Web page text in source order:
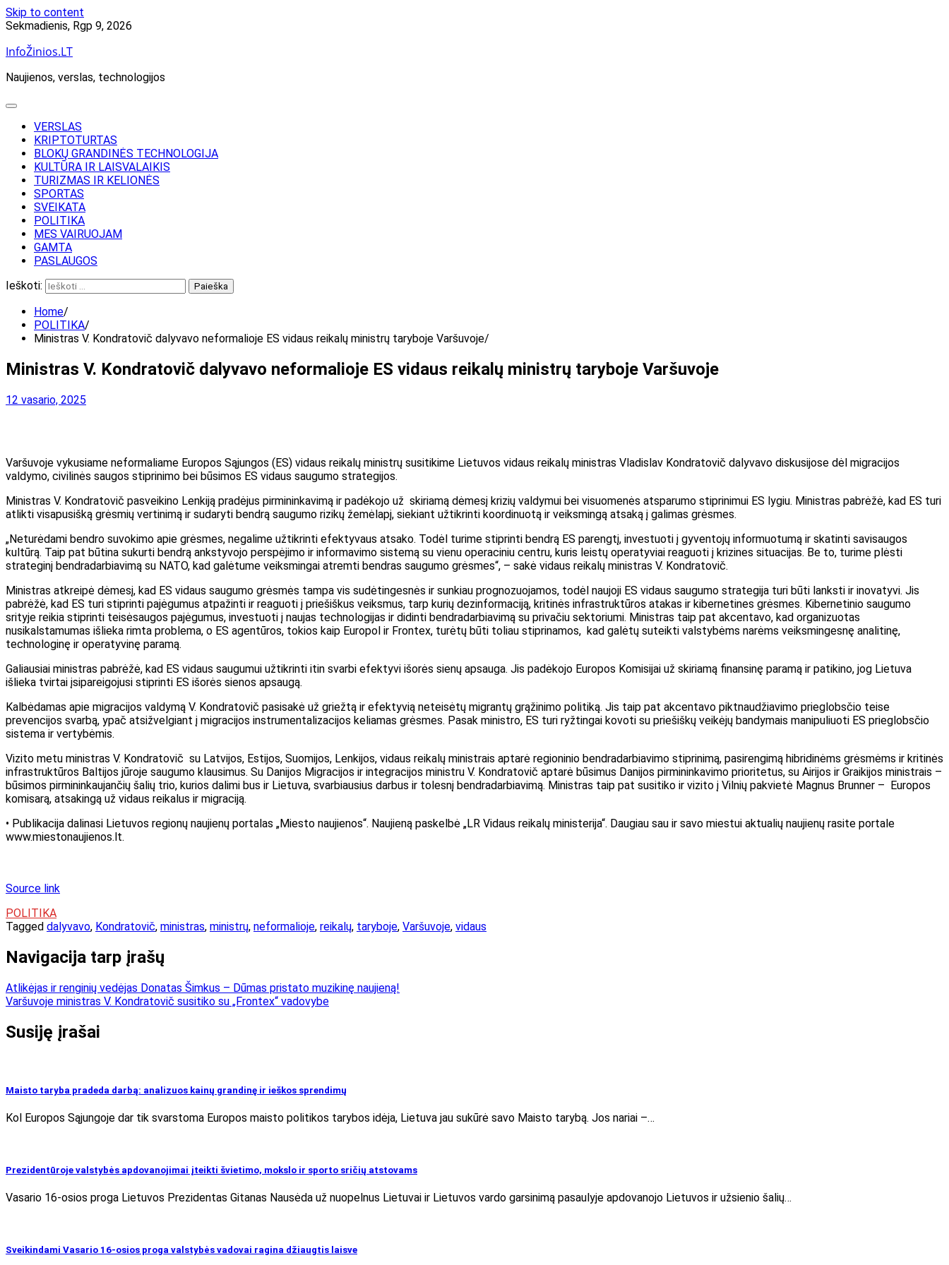
Skip to content
Sekmadienis, Rgp 9, 2026
InfoŽinios.LT
Naujienos, verslas, technologijos
VERSLAS
KRIPTOTURTAS
BLOKŲ GRANDINĖS TECHNOLOGIJA
KULTŪRA IR LAISVALAIKIS
TURIZMAS IR KELIONĖS
SPORTAS
SVEIKATA
POLITIKA
MES VAIRUOJAM
GAMTA
PASLAUGOS
Ieškoti:
Home
POLITIKA
Ministras V. Kondratovič dalyvavo neformalioje ES vidaus reikalų ministrų taryboje Varšuvoje
Ministras V. Kondratovič dalyvavo neformalioje ES vidaus reikalų ministrų taryboje Varšuvoje
12 vasario, 2025
Varšuvoje vykusiame neformaliame Europos Sąjungos (ES) vidaus reikalų ministrų susitikime Lietuvos vidaus reikalų ministras Vladislav Kondratovič dalyvavo diskusijose dėl migracijos
valdymo, civilinės saugos stiprinimo bei būsimos ES vidaus saugumo strategijos.
Ministras V. Kondratovič pasveikino Lenkiją pradėjus pirmininkavimą ir padėkojo už skiriamą dėmesį krizių valdymui bei visuomenės atsparumo stiprinimui ES lygiu. Ministras pabrėžė, kad ES turi
atlikti visapusišką grėsmių vertinimą ir sudaryti bendrą saugumo rizikų žemėlapį, siekiant užtikrinti koordinuotą ir veiksmingą atsaką į galimas grėsmes.
„Neturėdami bendro suvokimo apie grėsmes, negalime užtikrinti efektyvaus atsako. Todėl turime stiprinti bendrą ES parengtį, investuoti į gyventojų informuotumą ir skatinti savisaugos
kultūrą. Taip pat būtina sukurti bendrą ankstyvojo perspėjimo ir informavimo sistemą su vienu operaciniu centru, kuris leistų operatyviai reaguoti į krizines situacijas. Be to, turime plėsti
strateginį bendradarbiavimą su NATO, kad galėtume veiksmingai atremti bendras saugumo grėsmes“, – sakė vidaus reikalų ministras V. Kondratovič.
Ministras atkreipė dėmesį, kad ES vidaus saugumo grėsmės tampa vis sudėtingesnės ir sunkiau prognozuojamos, todėl naujoji ES vidaus saugumo strategija turi būti lanksti ir inovatyvi. Jis
pabrėžė, kad ES turi stiprinti pajėgumus atpažinti ir reaguoti į priešiškus veiksmus, tarp kurių dezinformaciją, kritinės infrastruktūros atakas ir kibernetines grėsmes. Kibernetinio saugumo
srityje reikia stiprinti teisėsaugos pajėgumus, investuoti į naujas technologijas ir didinti bendradarbiavimą su privačiu sektoriumi. Ministras taip pat akcentavo, kad organizuotas
nusikalstamumas išlieka rimta problema, o ES agentūros, tokios kaip Europol ir Frontex, turėtų būti toliau stiprinamos, kad galėtų suteikti valstybėms narėms veiksmingesnę analitinę,
technologinę ir operatyvinę paramą.
Galiausiai ministras pabrėžė, kad ES vidaus saugumui užtikrinti itin svarbi efektyvi išorės sienų apsauga. Jis padėkojo Europos Komisijai už skiriamą finansinę paramą ir patikino, jog Lietuva
išlieka tvirtai įsipareigojusi stiprinti ES išorės sienos apsaugą.
Kalbėdamas apie migracijos valdymą V. Kondratovič pasisakė už griežtą ir efektyvią neteisėtų migrantų grąžinimo politiką. Jis taip pat akcentavo piktnaudžiavimo prieglobsčio teise
prevencijos svarbą, ypač atsižvelgiant į migracijos instrumentalizacijos keliamas grėsmes. Pasak ministro, ES turi ryžtingai kovoti su priešiškų veikėjų bandymais manipuliuoti ES prieglobsčio
sistema ir vertybėmis.
Vizito metu ministras V. Kondratovič su Latvijos, Estijos, Suomijos, Lenkijos, vidaus reikalų ministrais aptarė regioninio bendradarbiavimo stiprinimą, pasirengimą hibridinėms grėsmėms ir kritinės
infrastruktūros Baltijos jūroje saugumo klausimus. Su Danijos Migracijos ir integracijos ministru V. Kondratovič aptarė būsimus Danijos pirmininkavimo prioritetus, su Airijos ir Graikijos ministrais –
būsimos pirmininkaujančių šalių trio, kurios dalimi bus ir Lietuva, svarbiausius darbus ir tolesnį bendradarbiavimą. Ministras taip pat susitiko ir vizito į Vilnių pakvietė Magnus Brunner – Europos
komisarą, atsakingą už vidaus reikalus ir migraciją.
• Publikacija dalinasi Lietuvos regionų naujienų portalas „Miesto naujienos“. Naujieną paskelbė „LR Vidaus reikalų ministerija“. Daugiau sau ir savo miestui aktualių naujienų rasite portale
www.miestonaujienos.lt.
Source link
POLITIKA
Tagged dalyvavo, Kondratovič, ministras, ministrų, neformalioje, reikalų, taryboje, Varšuvoje, vidaus
Navigacija tarp įrašų
Atlikėjas ir renginių vedėjas Donatas Šimkus – Dūmas pristato muzikinę naujieną!
Varšuvoje ministras V. Kondratovič susitiko su „Frontex“ vadovybe
Susiję įrašai
Maisto taryba pradeda darbą: analizuos kainų grandinę ir ieškos sprendimų
Kol Europos Sąjungoje dar tik svarstoma Europos maisto politikos tarybos idėja, Lietuva jau sukūrė savo Maisto tarybą. Jos nariai –…
Prezidentūroje valstybės apdovanojimai įteikti švietimo, mokslo ir sporto sričių atstovams
Vasario 16-osios proga Lietuvos Prezidentas Gitanas Nausėda už nuopelnus Lietuvai ir Lietuvos vardo garsinimą pasaulyje apdovanojo Lietuvos ir užsienio šalių…
Sveikindami Vasario 16-osios proga valstybės vadovai ragina džiaugtis laisve